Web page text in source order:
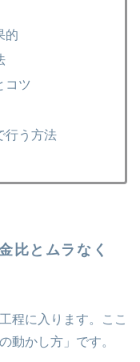
的
コツ
行う方法
比とムラなく
程に入ります。ここ
動かし方」です。